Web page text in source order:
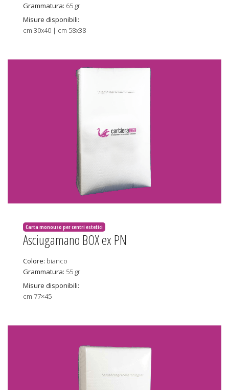
Grammatura: 65 gr
Misure disponibili:
cm 30x40 | cm 58x38
Carta monouso per centri estetici
Asciugamano BOX ex PN
Colore: bianco
Grammatura: 55 gr
Misure disponibili:
cm 77×45